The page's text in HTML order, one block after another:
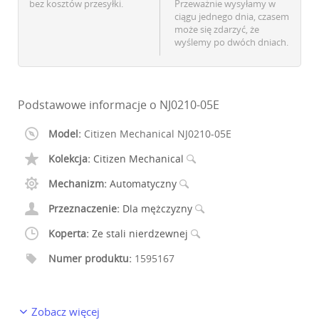
bez kosztów przesyłki.
Przeważnie wysyłamy w
ciągu jednego dnia, czasem
może się zdarzyć, że
wyślemy po dwóch dniach.
Podstawowe informacje o NJ0210-05E
Model: Citizen Mechanical NJ0210-05E
Kolekcja: Citizen Mechanical
Mechanizm: Automatyczny
Przeznaczenie: Dla mężczyzny
Koperta: Ze stali nierdzewnej
Numer produktu: 1595167
Zobacz więcej